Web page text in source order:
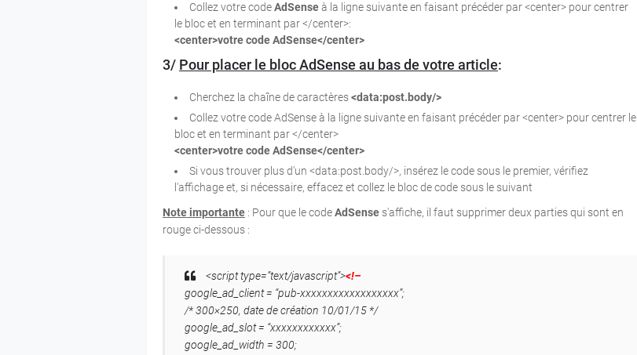
Collez votre codeAdSenseà la ligne suivante en faisant précéder par <center> pour centrer
le bloc et en terminant par </center>:
<center>votre code AdSense</center>
3/ Pour placer le bloc AdSense au bas de votre article:
Cherchez la chaîne de caractères<data:post.body/>
Collez votre code AdSense à la ligne suivante en faisant précéder par <center> pour centrer le
bloc et en terminant par </center>
<center>votre code AdSense</center>
Si vous trouver plus d'un <data:post.body/>, insérez le code sous le premier, vérifiez
l'affichage et, si nécessaire, effacez et collez le bloc de code sous le suivant
Note importante : Pour que le codeAdSense s'affiche, il faut supprimer deux parties qui sont en
rouge ci-dessous :
<script type=”text/javascript”><!–
google_ad_client = “pub-xxxxxxxxxxxxxxxxxx”;
/* 300×250, date de création 10/01/15 */
google_ad_slot = “xxxxxxxxxxxx”;
google_ad_width = 300;